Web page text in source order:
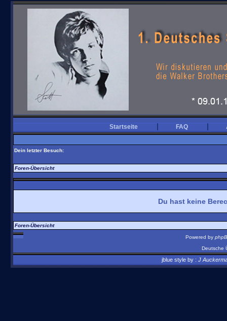
scott-walker.de
Startseite FAQ
Dein letzter Besuch:
Foren-Übersicht
Du hast keine
Foren-Übersicht
Powered by
Deutsche
jblue style by : J